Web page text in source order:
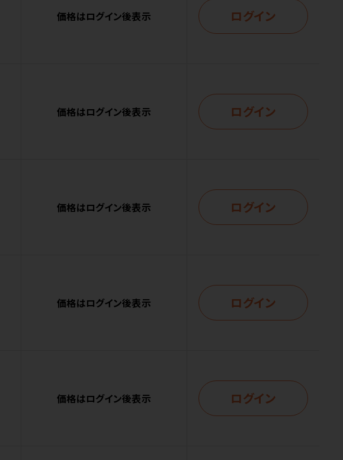
価格はログイン後表示 ログイン
価格はログイン後表示 ログイン
価格はログイン後表示 ログイン
価格はログイン後表示 ログイン
価格はログイン後表示 ログイン